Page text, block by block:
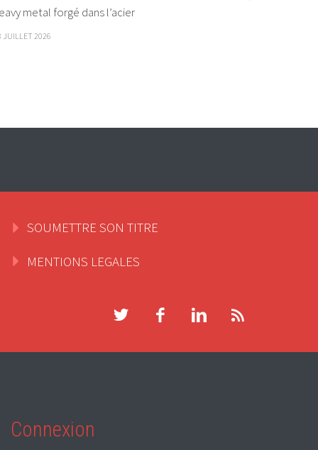
metal forgé dans l’acier
JUILLET 2026
SOUMETTRE SON TITRE
MENTIONS LEGALES
Connexion